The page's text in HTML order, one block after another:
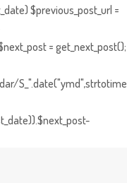
$previous_post_url =
= get_next_post();